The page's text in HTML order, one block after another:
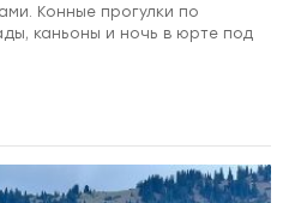
Конные прогулки по
каньоны и ночь в юрте под